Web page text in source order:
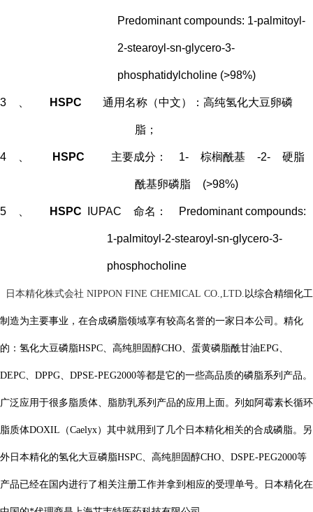
Predominant compounds: 1-palmitoyl-
2-stearoyl-sn-glycero-3-
phosphatidylcholine (>98%)
3 HSPC 通用名称（中文）：高纯氢化大豆卵磷
脂；
4 HSPC 主要成分： 1- 棕榈酰基 -2- 硬脂
酰基卵磷脂 (>98%)
5 HSPC IUPAC 命名： Predominant compounds:
1-palmitoyl-2-stearoyl-sn-glycero-3-
phosphocholine
日本精化株式会社 NIPPON FINE CHEMICAL CO.,LTD.以综合精细化工
制造为主要事业，在合成磷脂领域享有较高名誉的一家日本公司。精化
的：氢化大豆磷脂HSPC、高纯胆固醇CHO、蛋黄磷脂酰甘油EPG、
DEPC、 DPPG、 DPSE-PEG2000等都是它的一些高品质的磷脂系列产品。
广泛应用于很多脂质体、脂肪乳系列产品的应用上面。列如阿霉素长循环
脂质体DOXIL （Caelyx）其中就用到了几个日本精化相关的合成磷脂。另
外日本精化的氢化大豆磷脂HSPC、高纯胆固醇CHO、 DSPE-PEG2000等
产品已经在国内进行了相关注册工作并拿到相应的受理单号。日本精化在